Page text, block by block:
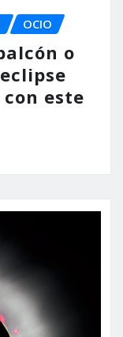
OCIO
o
este